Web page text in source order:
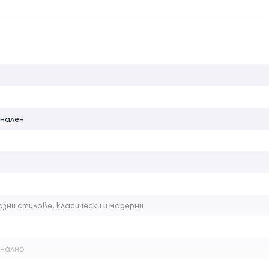
в зависимот от дължината на косата, след което
стилове, класически и модерни